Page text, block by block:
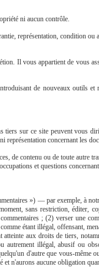
ni aucun contrôle.
représentation, condition
Il vous appartient de vous
de nouveaux outils
sur ce site peuvent vous
représentation concernant les
de contenu ou de toute
et questions
») — par exemple, à
sans restriction, éditer,
; (2) verser une
étant illégal, offensant,
aux droits de tiers,
illégal, abusif ou
d'autre que vous-
n'aurons aucune obligation